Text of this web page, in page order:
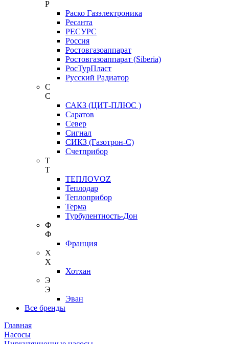
Р
Раско Газэлектроника
Ресанта
РЕСУРС
Россия
Ростовгазоаппарат
Ростовгазоаппарат (Siberia)
РосТурПласт
Русский Радиатор
С
С
САКЗ (ЦИТ-ПЛЮС )
Саратов
Север
Сигнал
СИКЗ (Газотрон-С)
Счетприбор
Т
Т
ТЕПЛОVOZ
Теплодар
Теплоприбор
Терма
Турбулентность-Дон
Ф
Ф
Франция
Х
Х
Хотхан
Э
Э
Эван
Все бренды
Главная
Насосы